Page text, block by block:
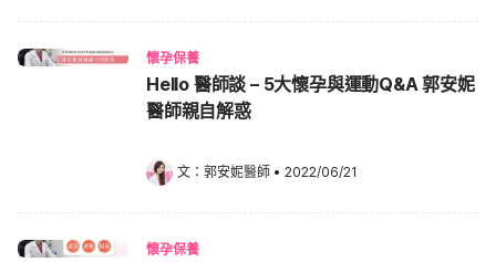
懷孕保養
Hello 醫師談 – 5大懷孕與運動Q&A 郭安妮
醫師親自解惑
文： 郭安妮醫師 • 2022/06/21
懷孕保養